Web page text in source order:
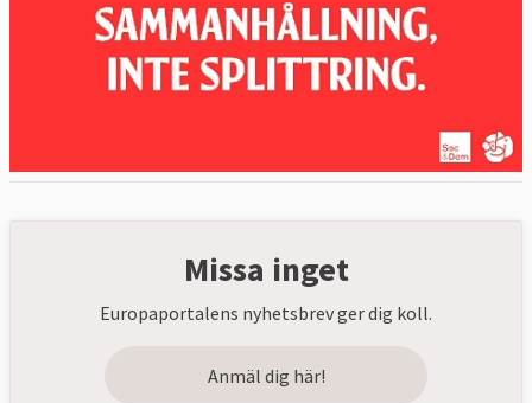
Missa inget
Europaportalens nyhetsbrev ger dig koll.
Anmäl dig här!